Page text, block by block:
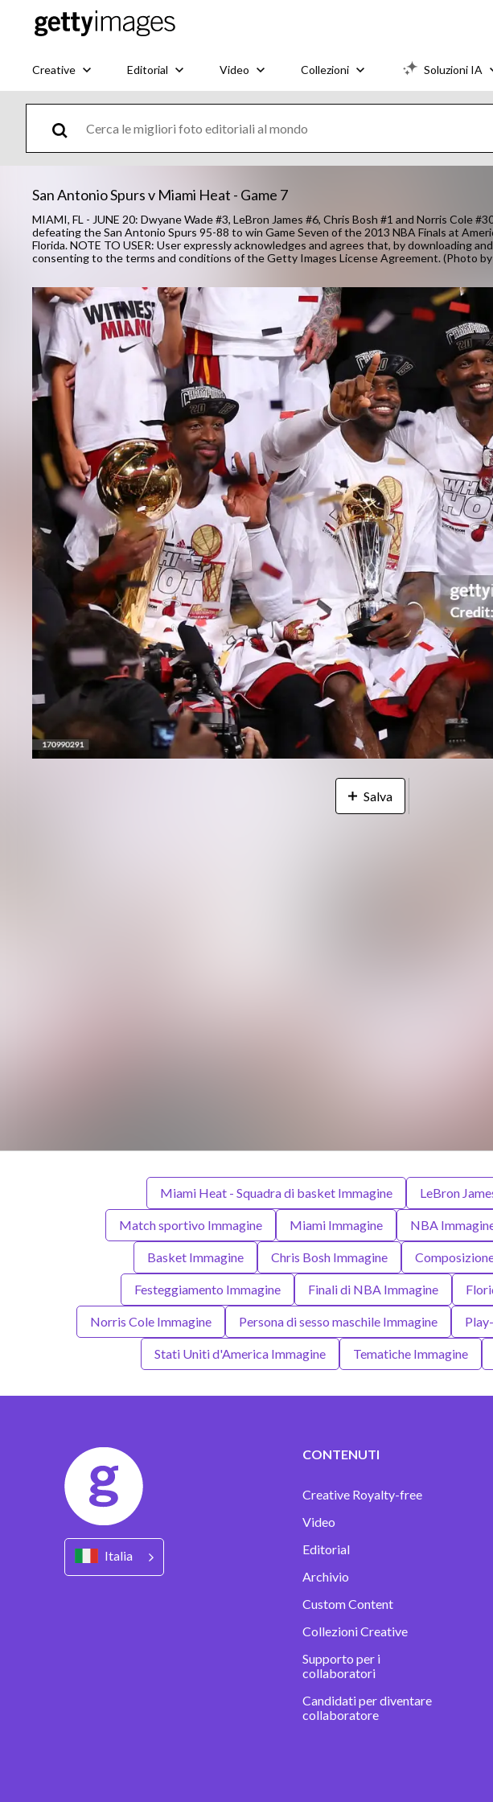
Creative Editorial Video Collezioni Soluzioni IA
San Antonio Spurs v Miami Heat - Game 7
MIAMI, FL - JUNE 20: Dwyane Wade #3, LeBron James #6, Chris Bosh #1 and Norris Cole
defeating the San Antonio Spurs 95-88 to win Game Seven of the 2013 NBA Finals at
Florida. NOTE TO USER: User expressly acknowledges and agrees that, by downloading
consenting to the terms and conditions of the Getty Images License Agreement. (Photo
Salva
Miami Heat - Squadra di basket Immagine LeBron
Match sportivo Immagine Miami Immagine NBA
Basket Immagine Chris Bosh Immagine
Festeggiamento Immagine Finali di NBA Immagine
Norris Cole Immagine Persona di sesso maschile Immagine
Stati Uniti d'America Immagine Tematiche Immagine
Italia
CONTENUTI
Creative Royalty-free
Video
Editorial
Archivio
Custom Content
Collezioni Creative
Supporto per i
collaboratori
Candidati per diventare
collaboratore